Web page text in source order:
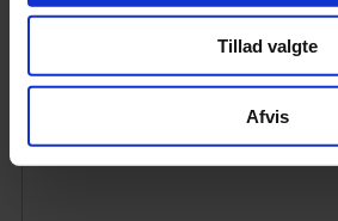
Tillad valgte
Afvis